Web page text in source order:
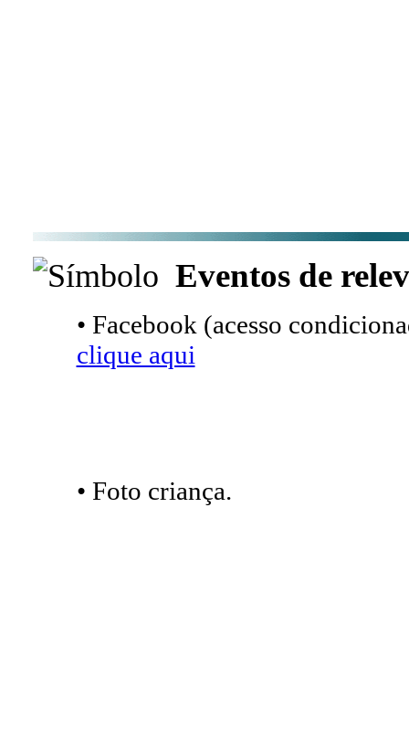
Eventos de
• Facebook (acesso
clique aqui
• Foto criança.